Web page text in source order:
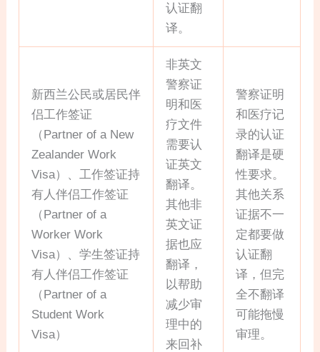
认证翻
译。
新西兰公民或居民伴
侣工作签证
（Partner of a New
Zealander Work
Visa）、工作签证持
有人伴侣工作签证
（Partner of a
Worker Work
Visa）、学生签证持
有人伴侣工作签证
（Partner of a
Student Work
Visa）
非英文
警察证
明和医
疗文件
需要认
证英文
翻译。
其他非
英文证
据也应
翻译，
以帮助
减少审
理中的
来回补
警察证明
和医疗记
录的认证
翻译是硬
性要求。
其他关系
证据不一
定都要做
认证翻
译，但完
全不翻译
可能拖慢
审理。